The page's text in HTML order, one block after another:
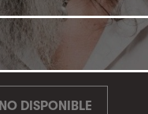
NO DISPONIBLE